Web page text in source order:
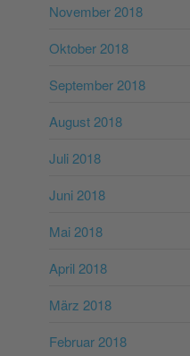
November 2018
Oktober 2018
September 2018
August 2018
Juli 2018
Juni 2018
Mai 2018
April 2018
März 2018
Februar 2018